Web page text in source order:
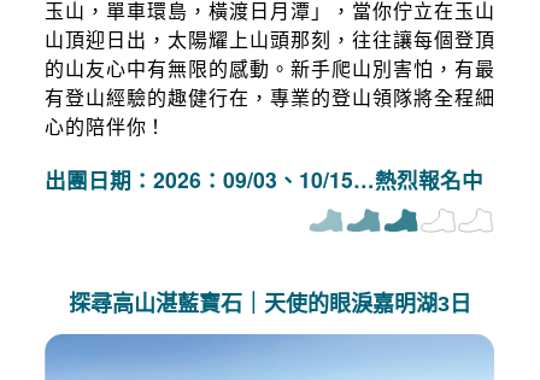
出團日期：2026：09/03、10/15…熱烈報名中
玉山，單車環島，橫渡日月潭」，當你佇立在玉山
山頂迎日出，太陽耀上山頭那刻，往往讓每個登頂
的山友心中有無限的感動。新手爬山別害怕，有最
有登山經驗的趣健行在，專業的登山領隊將全程細
心的陪伴你！
探尋高山湛藍寶石｜天使的眼淚嘉明湖3日